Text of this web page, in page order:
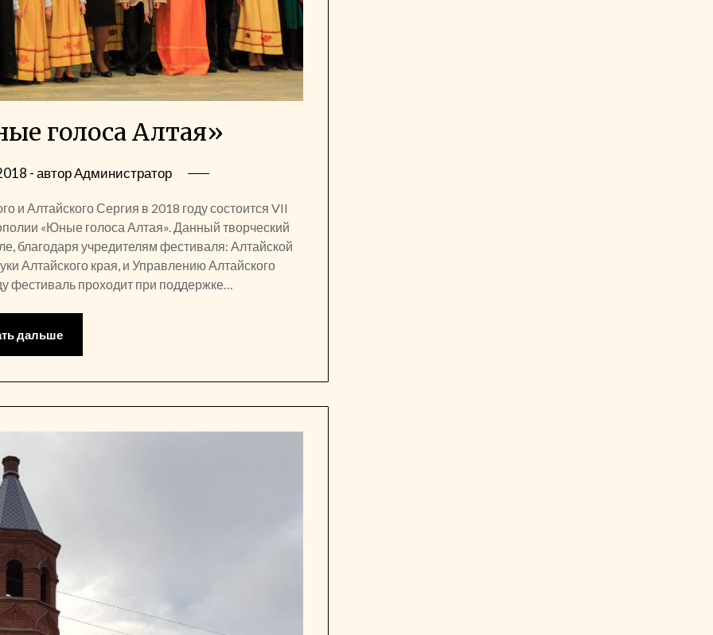
голоса Алтая»
- авторАдминистратор
и Алтайского Сергия в 2018 году состоится VII
«Юные голоса Алтая». Данный творческий
благодаря учредителям фестиваля: Алтайской
Алтайского края, и Управлению Алтайского
фестиваль проходит при поддержке…
дальше